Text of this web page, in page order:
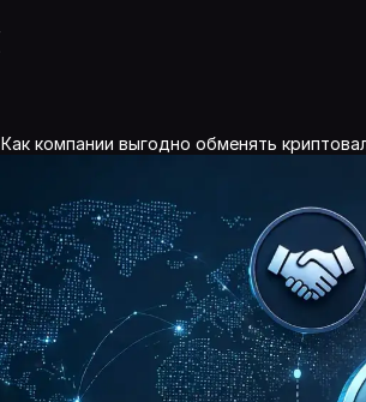
Как компании выгодно обменять